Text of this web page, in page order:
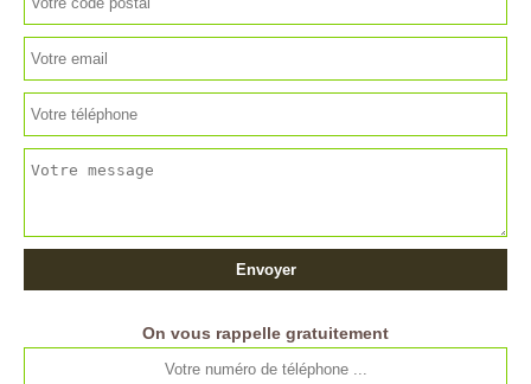
On vous rappelle gratuitement